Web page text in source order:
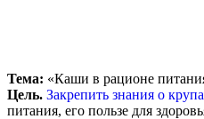
Тема: «Каши в рационе
Цель. Закрепить знания о
питания, его пользе для